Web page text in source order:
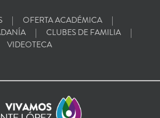
OFERTA ACADÉMICA
CLUBES DE FAMILIA
VIDEOTECA